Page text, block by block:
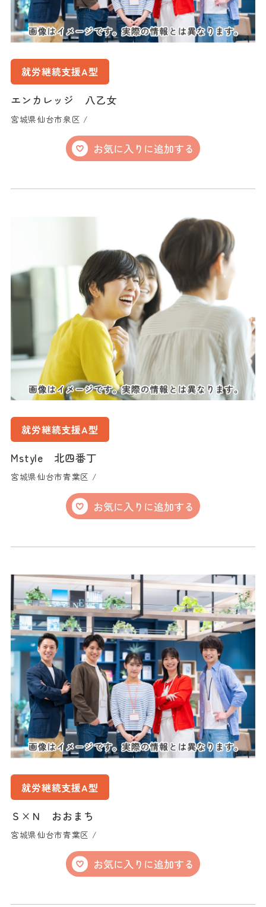
就労継続支援A型
エンカレッジ 八乙女
宮城県仙台市泉区 /
お気に入りに追加する
就労継続支援A型
Mstyle 北四番丁
宮城県仙台市青葉区 /
お気に入りに追加する
就労継続支援A型
Ｓ×Ｎ おおまち
宮城県仙台市青葉区 /
お気に入りに追加する